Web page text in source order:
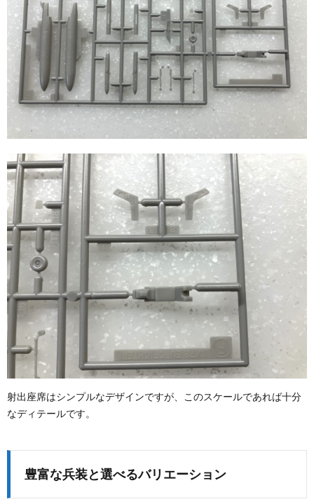
射出座席はシンプルなデザインですが、このスケールであれば十分
なディテールです。
豊富な兵装と選べるバリエーション